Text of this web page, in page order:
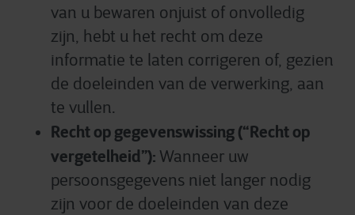
van u bewaren onjuist of onvolledig
zijn, hebt u het recht om deze
informatie te laten corrigeren of, gezien
de doeleinden van de verwerking, aan
te vullen.
Recht op gegevenswissing (“Recht op
vergetelheid”): Wanneer uw
persoonsgegevens niet langer nodig
zijn voor de doeleinden van deze